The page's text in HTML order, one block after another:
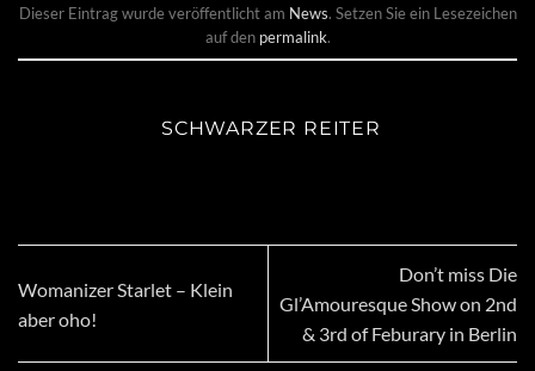
Dieser Eintrag wurde veröffentlicht am News. Setzen Sie ein Lesezeichen
auf den permalink.
SCHWARZER REITER
Womanizer Starlet – Klein
aber oho!
Don’t miss Die
Gl’Amouresque Show on 2nd
& 3rd of Feburary in Berlin